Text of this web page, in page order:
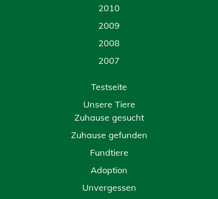
2010
2009
2008
2007
Testseite
Unsere Tiere
Zuhause gesucht
Zuhause gefunden
Fundtiere
Adoption
Unvergessen